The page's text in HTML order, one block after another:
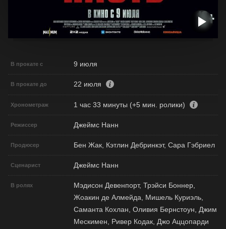
В прокате с 9 июля
В прокате до 22 июля
Хронометраж 1 час 33 минуты (+5 мин. ролики)
Режиссер Джеймс Нанн
Продюсер Бен Жак, Кэтлин Дебринкэт, Сара Гэбриел
Сценарист Джеймс Нанн
В ролях
Мэдисон Девенпорт, Трэйси Боннер,
Жоакин де Алмейда, Мишель Куриэль,
Саманта Кохлан, Оливия Бернстоун, Джим
Мескимен, Ривер Кодак, Джо Аццопарди